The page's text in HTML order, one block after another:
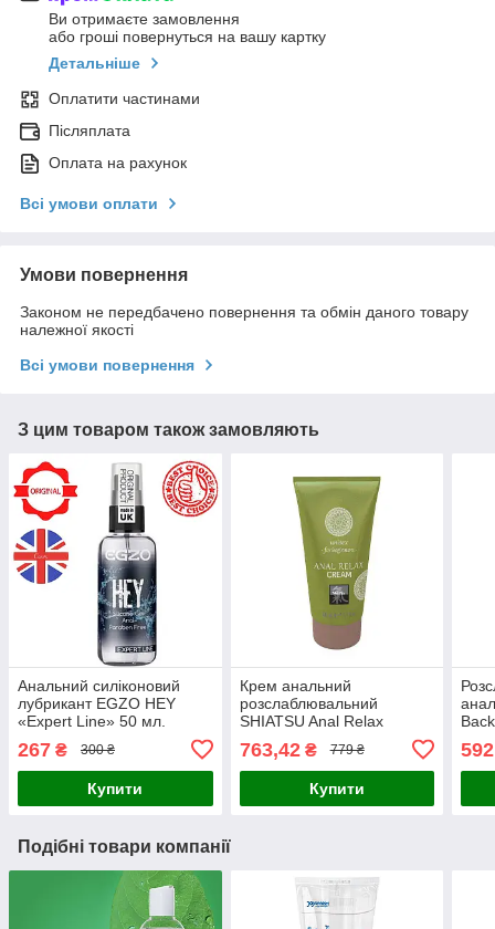
Ви отримаєте замовлення
або гроші повернуться на вашу картку
Детальніше
Оплатити частинами
Післяплата
Оплата на рахунок
Всі умови оплати
Умови повернення
Законом не передбачено повернення та обмін даного товару
належної якості
Всі умови повернення
З цим товаром також замовляють
Анальний силіконовий
лубрикант EGZO HEY
«Expert Line» 50 мл.
267 ₴ 300 ₴
Купити
Крем анальний
розслаблювальний
SHIATSU Anal Relax
763,42₴ 779 ₴
Купити
Подібні товари компанії